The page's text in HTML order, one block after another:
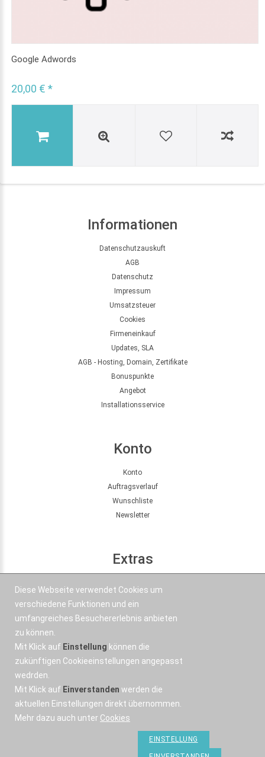
Google Adwords
20,00 € *
Informationen
Datenschutzauskuft
AGB
Datenschutz
Impressum
Umsatzsteuer
Cookies
Firmeneinkauf
Updates, SLA
AGB - Hosting, Domain, Zertifikate
Bonuspunkte
Angebot
Installationsservice
Konto
Konto
Auftragsverlauf
Wunschliste
Newsletter
Extras
Kontakt
Email
Diese Webseite verwendet Cookies um
verschiedene Funktionen und ein
umfangreiches Besuchererlebnis anbieten
zu können.
Mit Klick auf Einstellung können die
zukünftigen Cookieeinstellungen angepasst
wedrden.
Mit Klick auf Einverstanden werden die
aktuellen Einstellungen direkt übernommen.
Mehr dazu auch unter Cookies
EINSTELLUNG